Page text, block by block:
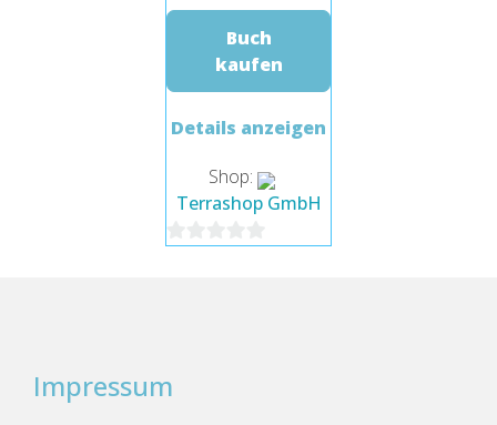
Buch
kaufen
Details anzeigen
Shop:
Terrashop GmbH
Impressum